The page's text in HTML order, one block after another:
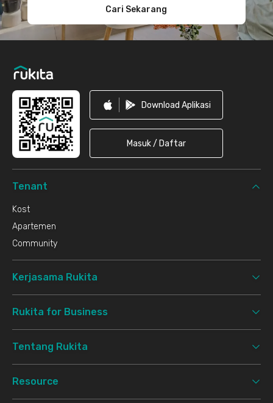
Cari Sekarang
Download Aplikasi
Masuk / Daftar
Tenant
Kost
Apartemen
Community
Kerjasama Rukita
Rukita for Business
Tentang Rukita
Resource